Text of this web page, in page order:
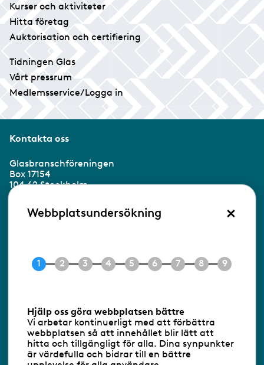
Kurser och aktiviteter
Hitta företag
Auktorisation och certifiering
Tidningen Glas
Vårt pressrum
Medlemsservice/Logga in
Kontakta oss
Glasbranschföreningen
Box 17154
104 62 Stockholm
Besöksadress:
Ringvägen 100
E-post info@gbf.se
Följ oss via RSS
Webbplatsundersökning ×
Hjälp oss göra webbplatsen bättre
Vi arbetar kontinuerligt med att förbättra
webbplatsen så att innehållet blir lätt att
hitta och tillgängligt för alla. Dina synpunkter
är värdefulla och bidrar till en bättre